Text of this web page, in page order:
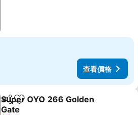
查看價格
分享 加入我的最愛
Super OYO 266 Golden
Gate